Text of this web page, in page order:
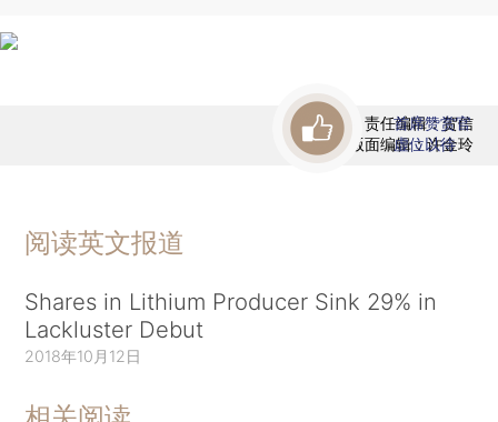
责任编辑：贺信
版面编辑：许金玲
首席赞赏官
虚位以待
阅读英文报道
Shares in Lithium Producer Sink 29% in
Lackluster Debut
2018年10月12日